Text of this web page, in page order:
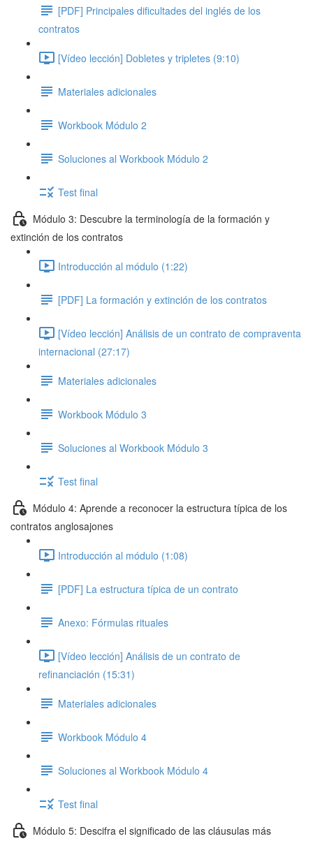
[PDF] Principales dificultades del inglés de los
contratos
[Vídeo lección] Dobletes y tripletes (9:10)
Materiales adicionales
Workbook Módulo 2
Soluciones al Workbook Módulo 2
Test final
Módulo 3: Descubre la terminología de la formación y
extinción de los contratos
Introducción al módulo (1:22)
[PDF] La formación y extinción de los contratos
[Vídeo lección] Análisis de un contrato de compraventa
internacional (27:17)
Materiales adicionales
Workbook Módulo 3
Soluciones al Workbook Módulo 3
Test final
Módulo 4: Aprende a reconocer la estructura típica de los
contratos anglosajones
Introducción al módulo (1:08)
[PDF] La estructura típica de un contrato
Anexo: Fórmulas rituales
[Vídeo lección] Análisis de un contrato de
refinanciación (15:31)
Materiales adicionales
Workbook Módulo 4
Soluciones al Workbook Módulo 4
Test final
Módulo 5: Descifra el significado de las cláusulas más